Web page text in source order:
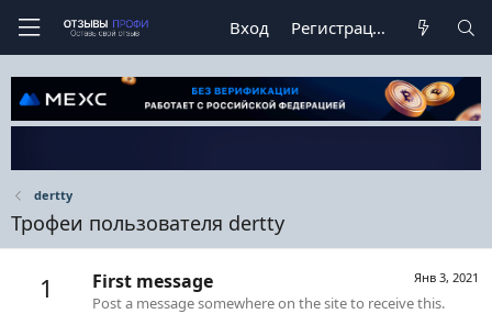
Вход Регистрация
dertty
Трофеи пользователя dertty
1 Янв 3, 2021
First message
Post a message somewhere on the site to receive this.